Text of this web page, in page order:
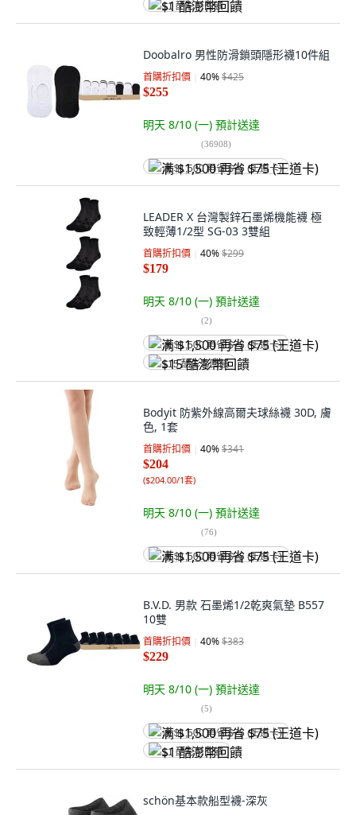
$1 酷澎幣回饋
Doobalro 男性防滑鎖頭隱形襪10件組
首購折扣價 40%$425
$255
明天 8/10 (一) 預計送達
(36908)
满 $1,500 再省 $75 (王道卡)
LEADER X 台灣製鋅石墨烯機能襪 極
致輕薄1/2型 SG-03 3雙組
首購折扣價 40%$299
$179
明天 8/10 (一) 預計送達
(2)
满 $1,500 再省 $75 (王道卡)
$15 酷澎幣回饋
Bodyit 防紫外線高爾夫球絲襪 30D, 膚
色, 1套
首購折扣價 40%$341
$204
($204.00/1套)
明天 8/10 (一) 預計送達
(76)
满 $1,500 再省 $75 (王道卡)
B.V.D. 男款 石墨烯1/2乾爽氣墊 B557
10雙
首購折扣價 40%$383
$229
明天 8/10 (一) 預計送達
(5)
满 $1,500 再省 $75 (王道卡)
$1 酷澎幣回饋
schön基本款船型襪-深灰